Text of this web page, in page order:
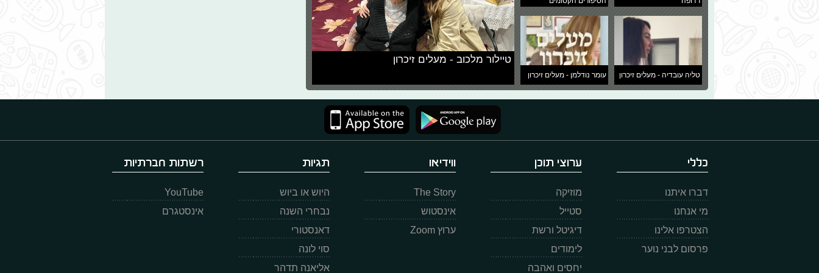
טליה עובדיה - מעלים זיכרון עומר נודלמן - מעלים זיכרון
טיילור מלכוב - מעלים זיכרון
כללי
דברו איתנו
מי אנחנו
הצטרפו אלינו
פרסום לבני נוער
ערוצי תוכן
מוזיקה
סטייל
דיגיטל ורשת
לימודים
יחסים ואהבה
ווידיאו
The Story
אינסטוש
ערוץ Zoom
תגיות
היוש או ביוש
נבחרי השנה
דאנסטורי
סוי לונה
אליאנה תדהר
רשתות חברתיות
YouTube
אינסטגרם